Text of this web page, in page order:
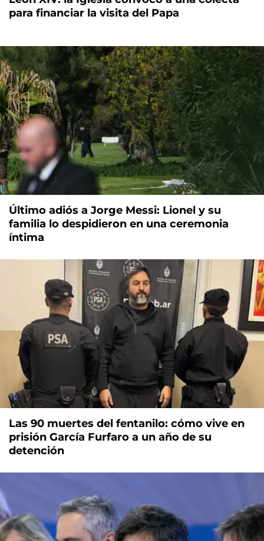
para financiar la visita del Papa
Último adiós a Jorge Messi: Lionel y su
familia lo despidieron en una ceremonia
íntima
Las 90 muertes del fentanilo: cómo vive en
prisión García Furfaro a un año de su
detención